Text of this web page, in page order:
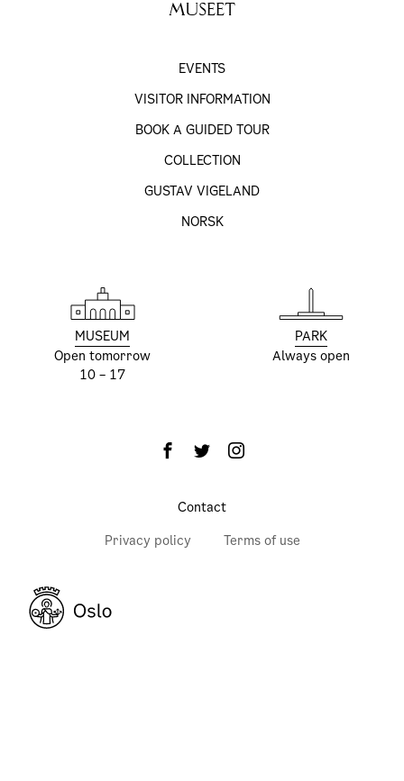
MUSEET
EVENTS
VISITOR INFORMATION
BOOK A GUIDED TOUR
COLLECTION
GUSTAV VIGELAND
NORSK
MUSEUM
Open tomorrow
10 – 17
PARK
Always open
Contact
Privacy policy
Terms of use